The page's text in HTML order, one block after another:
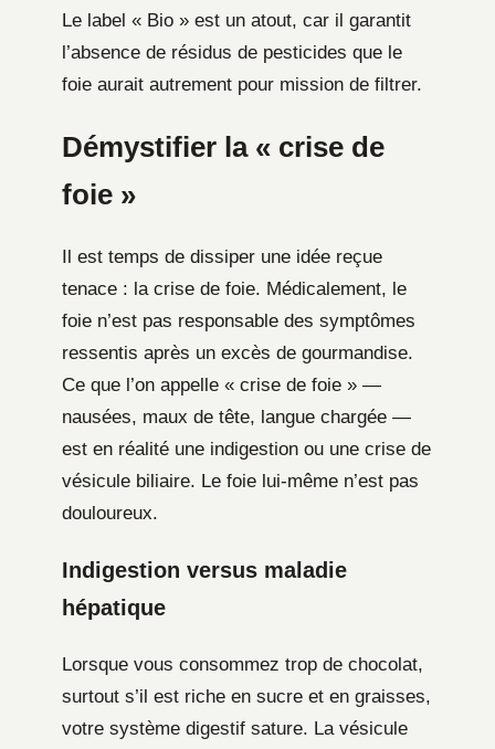
Le label « Bio » est un atout, car il garantit
l’absence de résidus de pesticides que le
foie aurait autrement pour mission de filtrer.
Démystifier la « crise de
foie »
Il est temps de dissiper une idée reçue
tenace : la crise de foie. Médicalement, le
foie n’est pas responsable des symptômes
ressentis après un excès de gourmandise.
Ce que l’on appelle « crise de foie » —
nausées, maux de tête, langue chargée —
est en réalité une indigestion ou une crise de
vésicule biliaire. Le foie lui-même n’est pas
douloureux.
Indigestion versus maladie
hépatique
Lorsque vous consommez trop de chocolat,
surtout s’il est riche en sucre et en graisses,
votre système digestif sature. La vésicule